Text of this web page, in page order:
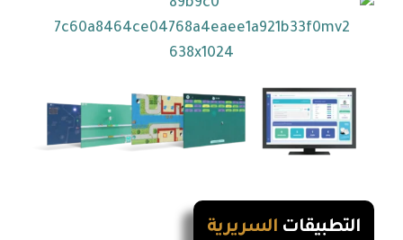
التطبيقات السريرية